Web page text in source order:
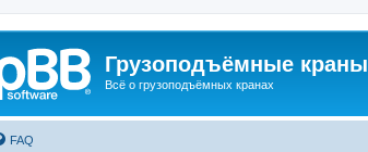
Грузоподъёмные краны
Всё о грузоподъёмных кранах
FAQ